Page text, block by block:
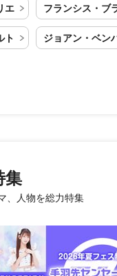
エ フランシス・ブ
ト ジョアン・ベン
集
、人物を総力特集